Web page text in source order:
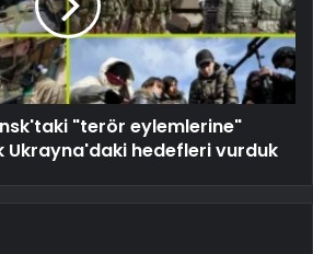
"terör eylemlerine"
Ukrayna'daki hedefleri vurduk